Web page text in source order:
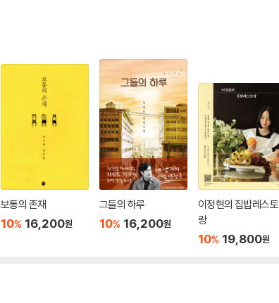
보통의 존재
10% 16,200원
그들의 하루
10% 16,200원
이정현의 집밥레스토
랑
10% 19,800원